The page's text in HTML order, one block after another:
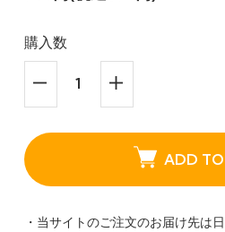
購入数
ADD
・当サイトのご注文のお届け先は